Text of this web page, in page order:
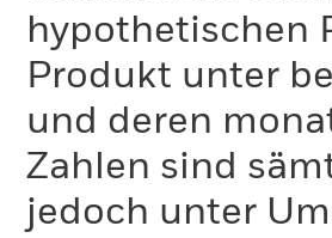
hypothetischen
Produkt unter
und deren
Zahlen sind
jedoch unter